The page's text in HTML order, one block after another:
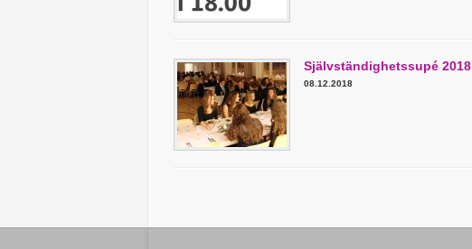
Självständighetssupé 2018
08.12.2018